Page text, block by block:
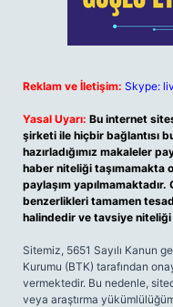
Reklam ve İletişim: Skype:
Yasal Uyarı: Bu internet
şirketi ile hiçbir bağlantısı
hazırladığımız makaleler
haber niteliği taşımamakta
paylaşım
benzerlikleri tamamen
halindedir ve tavsiye niteliği
Sitemiz, 5651 Sayılı Kanun
Kurumu (BTK) tarafından
vermektedir. Bu nedenle,
veya araştırma